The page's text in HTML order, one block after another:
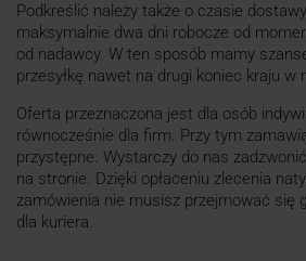
Podkreślić należy także o czasie
maksymalnie dwa dni robocze od
od nadawcy. W ten sposób mamy
przesyłkę nawet na drugi koniec kraju w
Oferta przeznaczona jest dla osób
równocześnie dla firm. Przy tym
przystępne. Wystarczy do nas
na stronie. Dzięki opłaceniu zlecenia
zamówienia nie musisz przejmować się
dla kuriera.